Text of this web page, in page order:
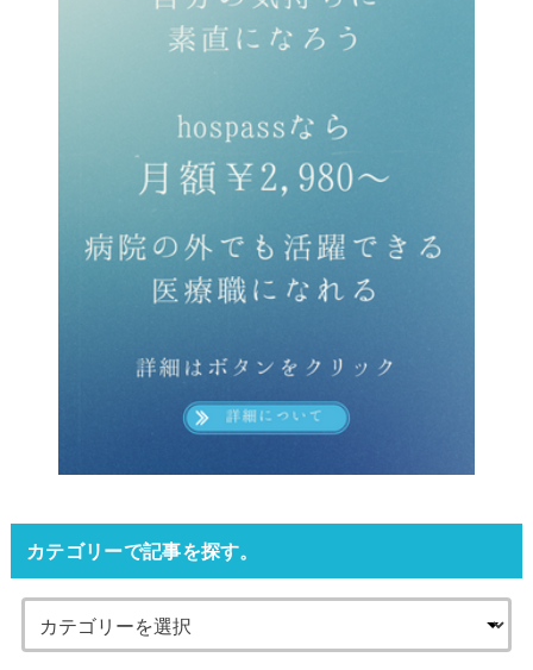
カテゴリーで記事を探す。